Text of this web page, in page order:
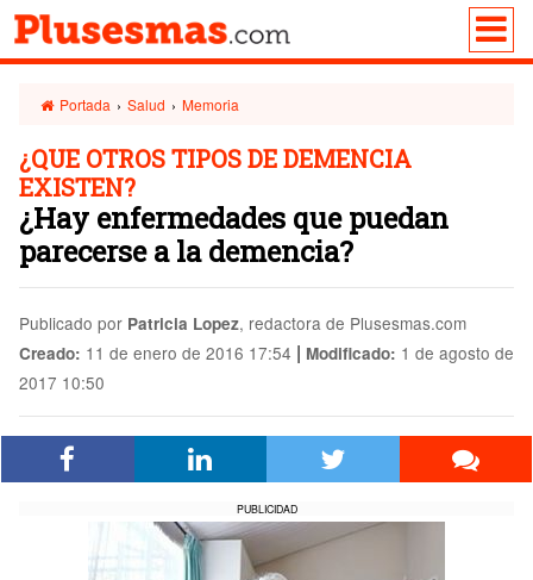
Portada › Salud › Memoria
¿QUE OTROS TIPOS DE DEMENCIA
EXISTEN?
¿Hay enfermedades que puedan
parecerse a la demencia?
Publicado por Patricia Lopez, redactora de Plusesmas.com
Creado: 11 de enero de 2016 17:54 | Modificado: 1 de agosto de
2017 10:50
PUBLICIDAD